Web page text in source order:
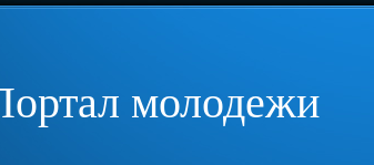
молодежи